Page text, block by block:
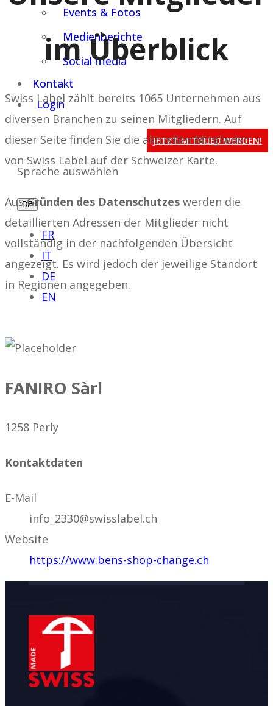
Events & Fotos
Medienberichte
Social media
Kontakt
Login
JETZT MITGLIED WERDEN!
Sprache auswählen
DE
FR
IT
DE
EN
im Überblick
Swiss Label zählt bereits 1065 Unternehmen aus
diversen Branchen zu seinen Mitgliedern. Auf
dieser Seite finden Sie die aktuellen Mitglieder
von Swiss Label auf der Schweizer Karte.
AusGründen des Datenschutzes werden die
detaillierten Adressen der Mitglieder nicht
vollständig in der nachfolgenden Übersicht
angezeigt. Es wird jedoch der jeweilige Standort
in Regionen angegeben.
FANIRO Sàrl
1258 Perly
Kontaktdaten
E-Mail
info_2330@swisslabel.ch
Website
https://www.bens-shop-change.ch